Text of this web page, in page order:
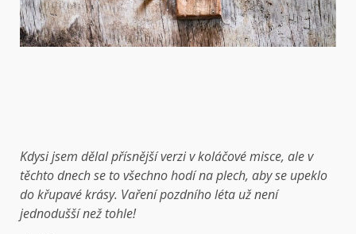
Kdysi jsem dělal přísnější verzi v koláčové misce, ale v
těchto dnech se to všechno hodí na plech, aby se upeklo
do křupavé krásy. Vaření pozdního léta už není
jednodušší než tohle!